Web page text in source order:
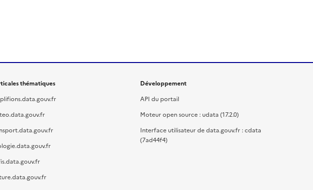
thématiques
Développement
API du portail
Moteur open source : udata (17.2.0)
Interface utilisateur de data.gouv.fr : cdata
(7ad44f4)